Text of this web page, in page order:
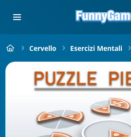
Cervello Esercizi Mentali